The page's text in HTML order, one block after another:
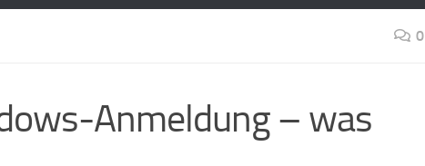
0
Anmeldung – was